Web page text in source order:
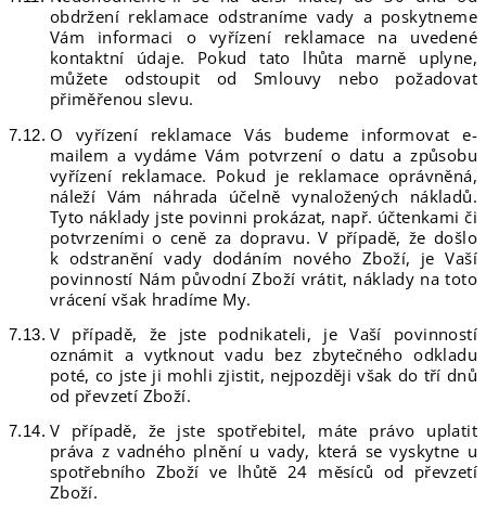
obdržení reklamace odstraníme vady a poskytneme
Vám informaci o vyřízení reklamace na uvedené
kontaktní údaje. Pokud tato lhůta marně uplyne,
můžete odstoupit od Smlouvy nebo požadovat
přiměřenou slevu.
O vyřízení reklamace Vás budeme informovat e-
mailem a vydáme Vám potvrzení o datu a způsobu
vyřízení reklamace. Pokud je reklamace oprávněná,
náleží Vám náhrada účelně vynaložených nákladů.
Tyto náklady jste povinni prokázat, např. účtenkami či
potvrzeními o ceně za dopravu. V případě, že došlo
k odstranění vady dodáním nového Zboží, je Vaší
povinností Nám původní Zboží vrátit, náklady na toto
vrácení však hradíme My.
V případě, že jste podnikateli, je Vaší povinností
oznámit a vytknout vadu bez zbytečného odkladu
poté, co jste ji mohli zjistit, nejpozději však do tří dnů
od převzetí Zboží.
V případě, že jste spotřebitel, máte právo uplatit
práva z vadného plnění u vady, která se vyskytne u
spotřebního Zboží ve lhůtě 24 měsíců od převzetí
Zboží.